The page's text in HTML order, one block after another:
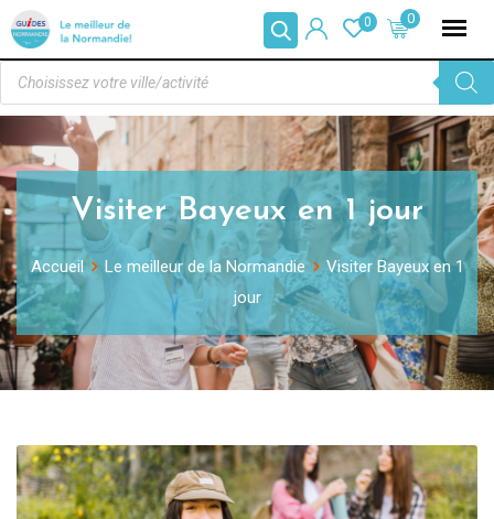
0
0
Visiter Bayeux en 1 jour
Accueil Le meilleur de la Normandie
Visiter Bayeux en 1
jour